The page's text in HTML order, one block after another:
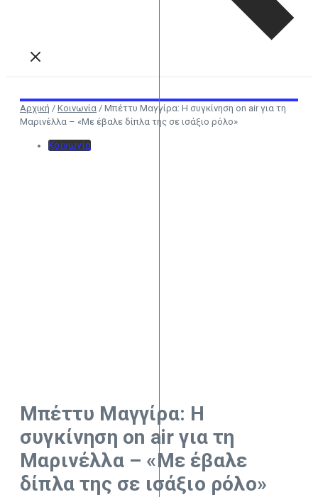
Αρχική / Κοινωνία / Μπέττυ Μαγγίρα: Η συγκίνηση on air για τη
Μαρινέλλα – «Με έβαλε δίπλα της σε ισάξιο ρόλο»
Κοινωνία
Μπέττυ Μαγγίρα: Η
συγκίνηση on air για τη
Μαρινέλλα – «Με έβαλε
δίπλα της σε ισάξιο ρόλο»